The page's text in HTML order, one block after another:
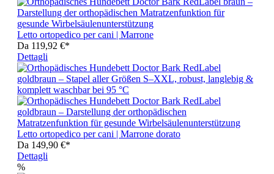
Letto ortopedico per cani | Marrone
Da 119,92 €*
Dettagli
Letto ortopedico per cani | Marrone dorato
Da 149,90 €*
Dettagli
%